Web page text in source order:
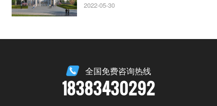
2022-05-30
全国免费咨询热线
18383430292